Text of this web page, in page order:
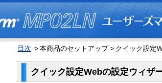
目次 >本商品のセットアップ > クイック設定
クイック設定Webの設定ウィザ